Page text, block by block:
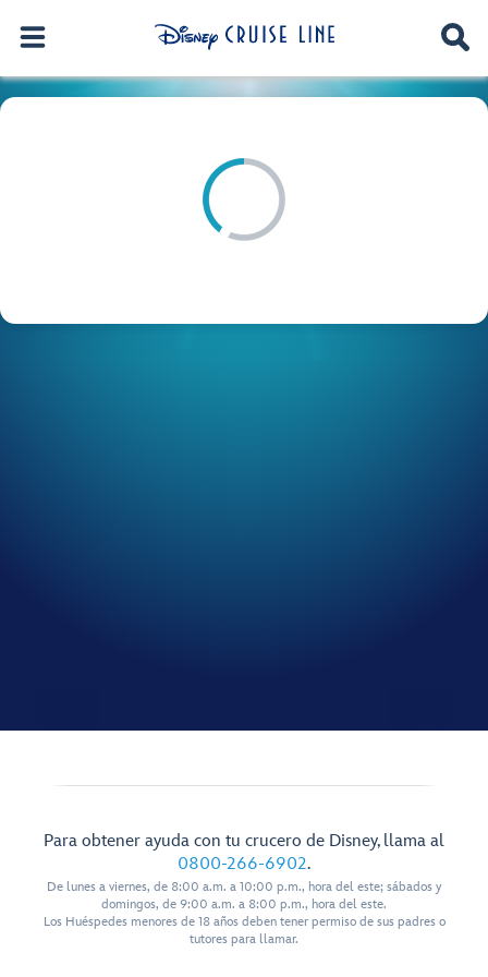
Para obtener ayuda con tu crucero de Disney, llama al
0800-266-6902.
De lunes a viernes, de 8:00 a.m. a 10:00 p.m., hora del este; sábados y
domingos, de 9:00 a.m. a 8:00 p.m., hora del este.
Los Huéspedes menores de 18 años deben tener permiso de sus padres o
tutores para llamar.